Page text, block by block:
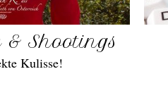
Shootings
Kulisse!